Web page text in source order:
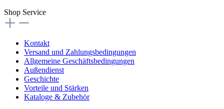
Shop Service
Kontakt
Versand und Zahlungsbedingungen
Allgemeine Geschäftsbedingungen
Außendienst
Geschichte
Vorteile und Stärken
Kataloge & Zubehör